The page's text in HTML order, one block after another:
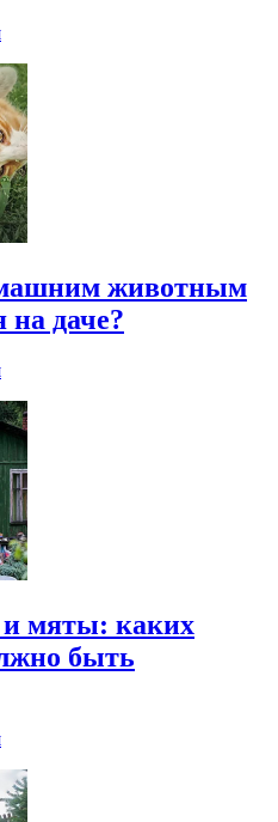
животным
на даче?
и мяты: каких
быть